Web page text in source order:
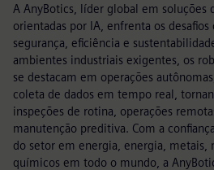
A AnyBotics, líder global em soluções
orientadas por IA, enfrenta os
segurança, eficiência e
ambientes industriais exigentes, os
se destacam em operações
coleta de dados em tempo real,
inspeções de rotina, operações
manutenção preditiva. Com a
do setor em energia, energia, metais,
químicos em todo o mundo, a